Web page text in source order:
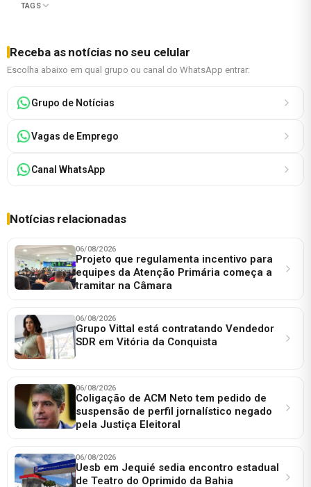
TAGS
Receba as notícias no seu celular
Escolha abaixo em qual grupo ou canal do WhatsApp entrar:
Grupo de Notícias
Vagas de Emprego
Canal WhatsApp
Notícias relacionadas
06/08/2026
Projeto que regulamenta incentivo para
equipes da Atenção Primária começa a
tramitar na Câmara
06/08/2026
Grupo Vittal está contratando Vendedor
SDR em Vitória da Conquista
06/08/2026
Coligação de ACM Neto tem pedido de
suspensão de perfil jornalístico negado
pela Justiça Eleitoral
06/08/2026
Uesb em Jequié sedia encontro estadual
de Teatro do Oprimido da Bahia